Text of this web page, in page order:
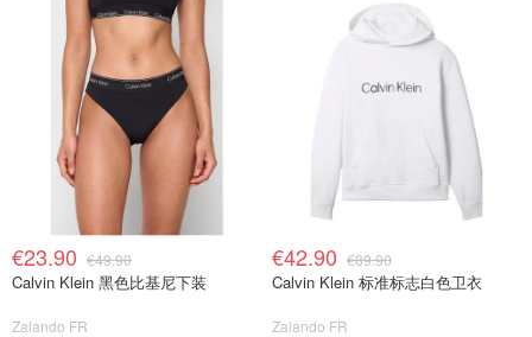
€23.90 €49.90
Calvin Klein 黑色比基尼下装
Zalando FR
€42.90 €89.90
Calvin Klein 标准标志白色卫衣
Zalando FR